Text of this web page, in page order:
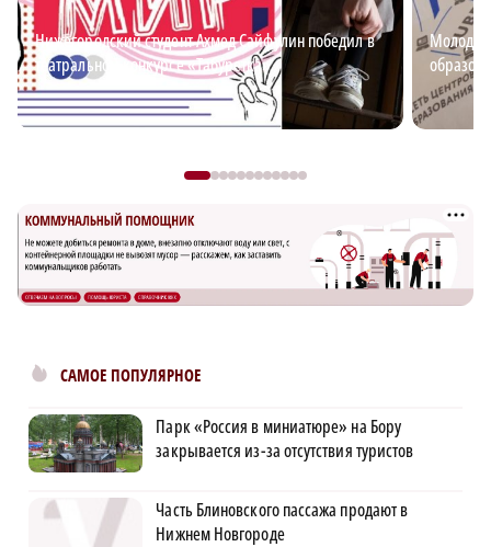
Нижегородский студент Ахмед Сайфулин победил в
театральном конкурсе «Табуретка»
САМОЕ ПОПУЛЯРНОЕ
Парк «Россия в миниатюре» на Бору
закрывается из-за отсутствия туристов
Часть Блиновского пассажа продают в
Нижнем Новгороде